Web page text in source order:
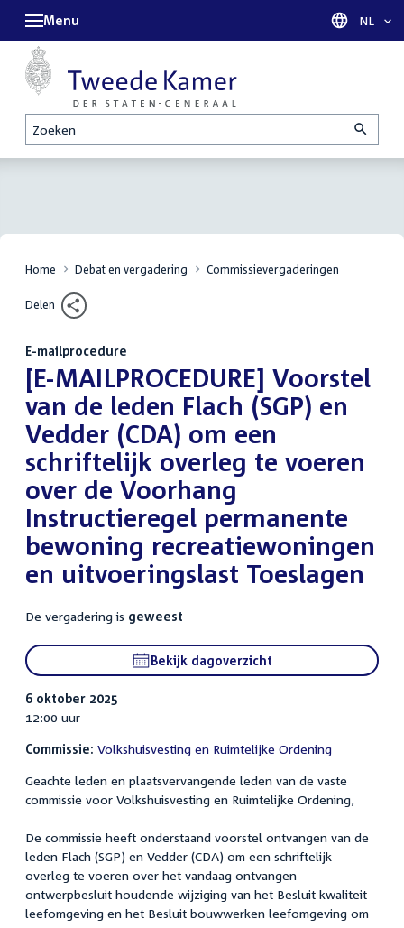
Zoeken
Menu Taal
NL
Home Debat en vergadering Commissievergaderingen
Delen
E-mailprocedure
:[E-MAILPROCEDURE] Voorstel
van de leden Flach (SGP) en
Vedder (CDA) om een
schriftelijk overleg te voeren
over de Voorhang
Instructieregel permanente
bewoning recreatiewoningen
en uitvoeringslast Toeslagen
De vergadering is geweest
Bekijk dagoverzicht
6 oktober 2025
12:00 uur
Commissie: Volkshuisvesting en Ruimtelijke Ordening
Geachte leden en plaatsvervangende leden van de vaste
commissie voor Volkshuisvesting en Ruimtelijke Ordening,
De commissie heeft onderstaand voorstel ontvangen van de
leden Flach (SGP) en Vedder (CDA) om een schriftelijk
overleg te voeren over het vandaag ontvangen
ontwerpbesluit houdende wijziging van het Besluit kwaliteit
leefomgeving en het Besluit bouwwerken leefomgeving om